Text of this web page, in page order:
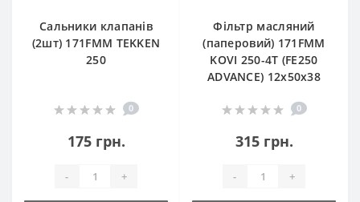
Сальники клапанів
(2шт) 171FMM TEKKEN
250
0
175 грн.
- +
Фільтр масляний
(паперовий) 171FMM
KOVI 250-4T (FE250
ADVANCE) 12х50х38
0
315 грн.
- +